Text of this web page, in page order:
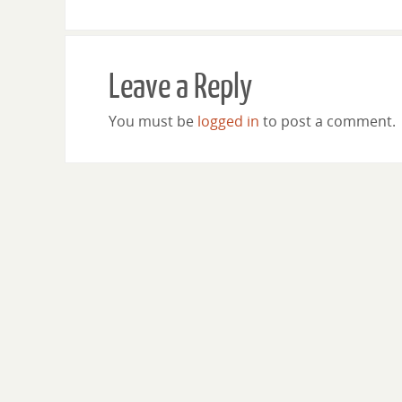
Leave a Reply
You must be logged in to post a comment.